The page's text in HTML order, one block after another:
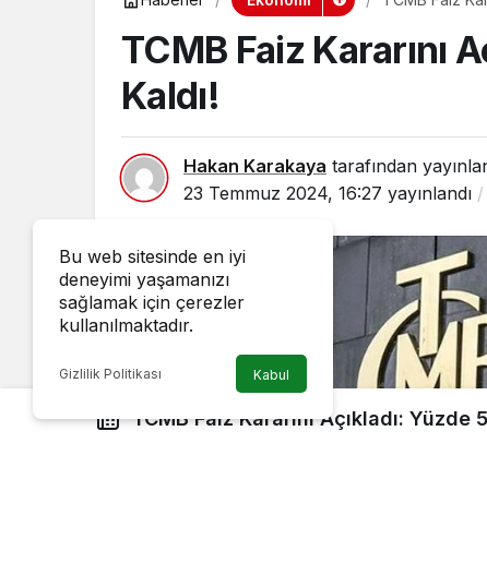
TCMB Faiz Kararını
Kaldı!
Hakan Karakaya tarafından
23 Temmuz 2024, 16:27 yayınlandı
TCMB Faiz Kararını Açıkladı: Yüzde
Bu web sitesinde en iyi
deneyimi yaşamanızı
sağlamak için çerezler
kullanılmaktadır.
Gizlilik Politikası Kabul